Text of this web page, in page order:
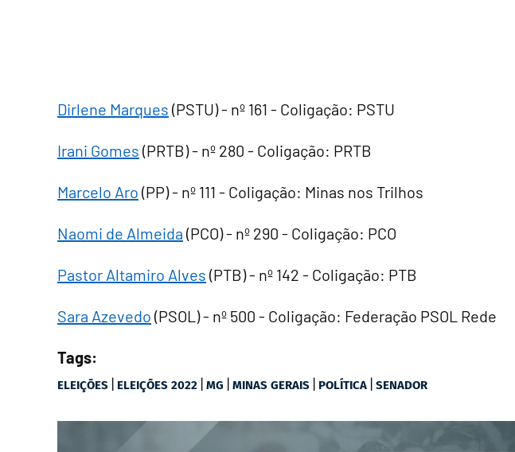
Dirlene Marques (PSTU) - nº 161 - Coligação: PSTU
Irani Gomes (PRTB) - nº 280 - Coligação: PRTB
Marcelo Aro (PP) - nº 111 - Coligação: Minas nos Trilhos
Naomi de Almeida (PCO) - nº 290 - Coligação: PCO
Pastor Altamiro Alves (PTB) - nº 142 - Coligação: PTB
Sara Azevedo (PSOL) - nº 500 - Coligação: Federação PSOL Rede
Tags:
ELEIÇÕES | ELEIÇÕES 2022 | MG | MINAS GERAIS | POLÍTICA | SENADOR